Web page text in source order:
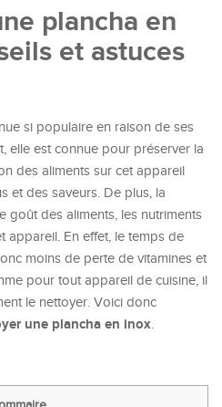
plancha en
et astuces
si populaire en raison de ses
elle est connue pour préserver la
des aliments sur cet appareil
et des saveurs. De plus, la
goût des aliments, les nutriments
appareil. En effet, le temps de
moins de perte de vitamines et
pour tout appareil de cuisine, il
le nettoyer. Voici donc
une plancha en inox.